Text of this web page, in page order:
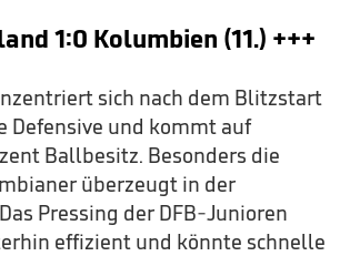
1:0 Kolumbien (11.) +++
sich nach dem Blitzstart
Defensive und kommt auf
Ballbesitz. Besonders die
überzeugt in der
Pressing der DFB-Junioren
effizient und könnte schnelle